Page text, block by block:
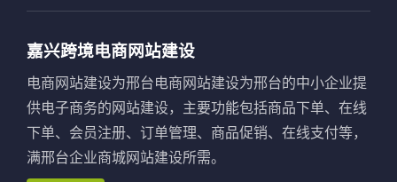
嘉兴跨境电商网站建设
电商网站建设为邢台电商网站建设为邢台的中小企业提
供电子商务的网站建设，主要功能包括商品下单、在线
下单、会员注册、订单管理、商品促销、在线支付等，
满邢台企业商城网站建设所需。